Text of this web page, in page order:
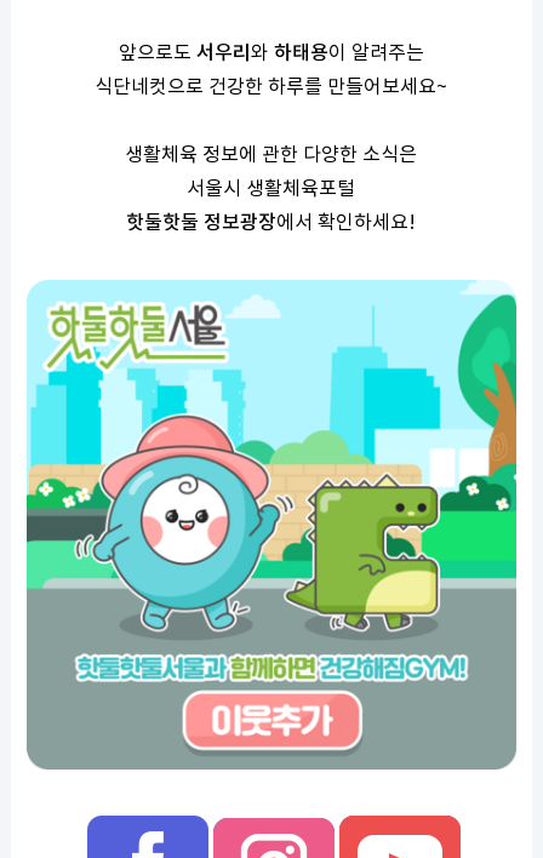
앞으로도 서우리 와 하태용이 알려주는
식단네컷으로 건강한 하루를 만들어보세요~
생활체육 정보에 관한 다양한 소식은
서울시 생활체육포털
핫둘핫둘 정보광장에서 확인하세요!